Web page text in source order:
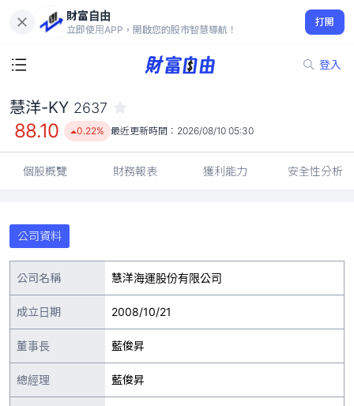
財富自由
立即使用APP，開啟您的股市智慧導航！
打開
登入
88.10
0.22%
慧洋-KY 2637
88.10 0.22% 最近更新時間： 2026/08/10 05:30
個股概覽 財務報表 獲利能力 安全性分析
公司資料
公司名稱 慧洋海運股份有限公司
成立日期 2008/10/21
董事長 藍俊昇
總經理 藍俊昇